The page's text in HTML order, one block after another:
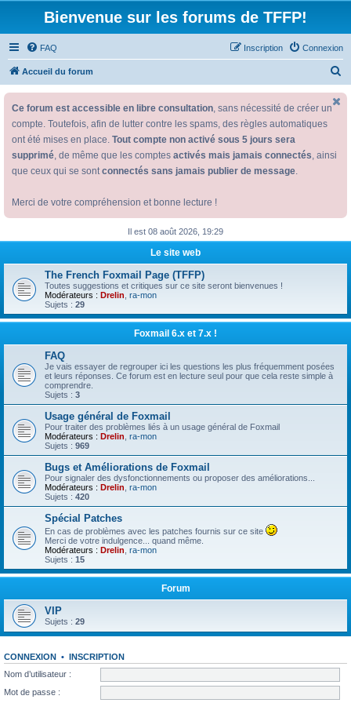
Bienvenue sur les forums de TFFP!
FAQ Connexion
Inscription
Accueil du forum
e
r
Ce forum est accessible en libre consultation, sans nécessité de créer un
compte. Toutefois, afin de lutter contre les spams, des règles automatiques
ont été mises en place. Tout compte non activé sous 5 jours sera
supprimé, de même que les comptes activés mais jamais connectés, ainsi
que ceux qui se sontconnectés sans jamais publier de message.
Merci de votre compréhension et bonne lecture !
Il est 08 août 2026, 19:29
Le site web
The French Foxmail Page (TFFP)
Toutes suggestions et critiques sur ce site seront bienvenues !
Modérateurs : Drelin ra-mon
Sujets : 29
Foxmail 6.x et 7.x !
FAQ
Je vais essayer de regrouper ici les questions les plus fréquemment posées
et leurs réponses. Ce forum est en lecture seul pour que cela reste simple à
comprendre.
Sujets : 3
Usage général de Foxmail
Pour traiter des problèmes liés à un usage général de Foxmail
Modérateurs : Drelin ra-mon
Sujets : 969
Bugs et Améliorations de Foxmail
Pour signaler des dysfonctionnements ou proposer des améliorations...
Modérateurs : Drelin ra-mon
Sujets : 420
Spécial Patches
En cas de problèmes avec les patches fournis sur ce site
Merci de votre indulgence... quand même.
Modérateurs : Drelin ra-mon
Sujets : 15
Forum
VIP
Sujets : 29
CONNEXION • INSCRIPTION
Nom d’utilisateur :
Mot de passe :